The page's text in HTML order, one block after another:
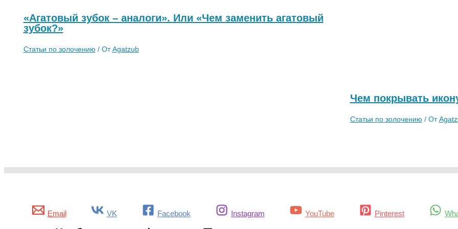
«Агатовый зубок – аналоги». Или «Чем заменить агатовый
зубок?»
Статьи по золочению / ОтAgatzub
Чем покрывать
Статьи по золочению / От
Email VK Facebook Instagram YouTube Pinterest